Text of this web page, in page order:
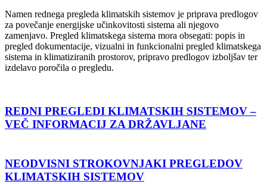
Namen rednega pregleda klimatskih sistemov je priprava predlogov
za povečanje energijske učinkovitosti sistema ali njegovo
zamenjavo. Pregled klimatskega sistema mora obsegati: popis in
pregled dokumentacije, vizualni in funkcionalni pregled klimatskega
sistema in klimatiziranih prostorov, pripravo predlogov izboljšav ter
izdelavo poročila o pregledu.
REDNI PREGLEDI KLIMATSKIH SISTEMOV –
VEČ INFORMACIJ ZA DRŽAVLJANE
NEODVISNI STROKOVNJAKI PREGLEDOV
KLIMATSKIH SISTEMOV